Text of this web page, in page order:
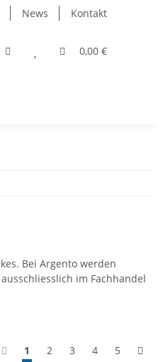
News Kontakt
0,00 €
Bei Argento werden
im Fachhandel
1 2 3 4 5